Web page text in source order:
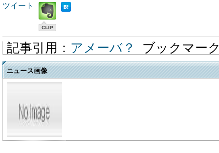
ツイート
記事引用： アメーバ？ ブックマー
ニュース画像